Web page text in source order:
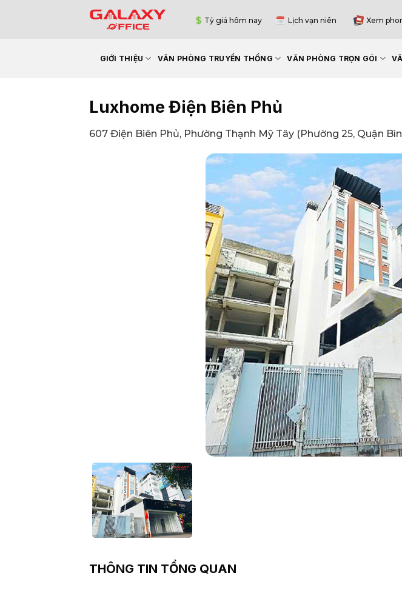
Tỷ giá hôm nay Lịch vạn niên Xem
GIỚI THIỆU VĂN PHÒNG TRUYỀN THỐNG VĂN PHÒNG TRỌN GÓI
Luxhome Điện Biên Phủ
607 Điện Biên Phủ, Phường Thạnh Mỹ Tây (Phường 25, Quận
THÔNG TIN TỔNG QUAN